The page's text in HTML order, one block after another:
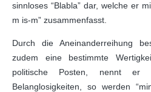
sinnloses “Blabla” dar, welche er
m is-m” zusammenfasst.
Durch die Aneinanderreihung
zudem eine bestimmte
politische Posten, nennt
Belanglosigkeiten, so werden